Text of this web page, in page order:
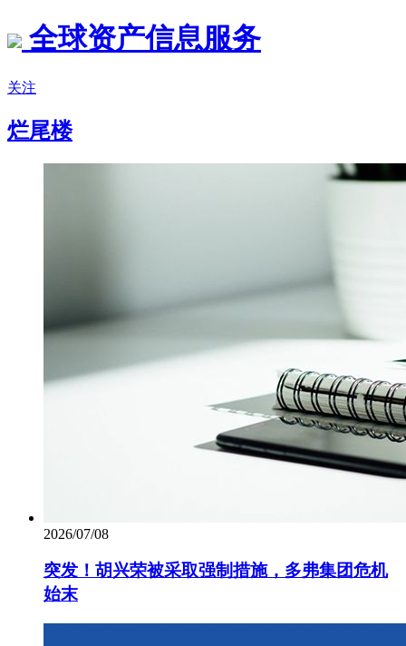
全球资产信息服务
关注
烂尾楼
2026/07/08
突发！胡兴荣被采取强制措施，多弗集团危机
始末